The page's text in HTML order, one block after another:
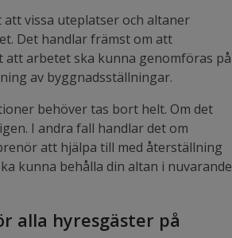
vissa uteplatser och altaner
Det handlar främst om att
arbetet ska kunna genomföras på
av byggnadsställningar.
behöver tas bort helt. Om det
I andra fall handlar det om
att hjälpa till med återställning
kunna behålla din altan i nuvarande
alla hyresgäster på